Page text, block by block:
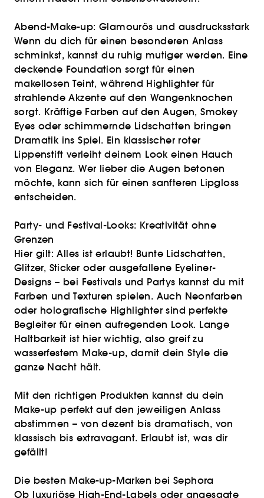
Abend-Make-up: Glamourös und ausdrucksstark
Wenn du dich für einen besonderen Anlass
schminkst, kannst du ruhig mutiger werden. Eine
deckende Foundation sorgt für einen
makellosen Teint, während Highlighter für
strahlende Akzente auf den Wangenknochen
sorgt. Kräftige Farben auf den Augen, Smokey
Eyes oder schimmernde Lidschatten bringen
Dramatik ins Spiel. Ein klassischer roter
Lippenstift verleiht deinem Look einen Hauch
von Eleganz. Wer lieber die Augen betonen
möchte, kann sich für einen sanfteren Lipgloss
entscheiden.
Party- und Festival-Looks: Kreativität ohne
Grenzen
Hier gilt: Alles ist erlaubt! Bunte Lidschatten,
Glitzer, Sticker oder ausgefallene Eyeliner-
Designs – bei Festivals und Partys kannst du mit
Farben und Texturen spielen. Auch Neonfarben
oder holografische Highlighter sind perfekte
Begleiter für einen aufregenden Look. Lange
Haltbarkeit ist hier wichtig, also greif zu
wasserfestem Make-up, damit dein Style die
ganze Nacht hält.
Mit den richtigen Produkten kannst du dein
Make-up perfekt auf den jeweiligen Anlass
abstimmen – von dezent bis dramatisch, von
klassisch bis extravagant. Erlaubt ist, was dir
gefällt!
Die besten Make-up-Marken bei Sephora
Ob luxuriöse High-End-Labels oder angesagte